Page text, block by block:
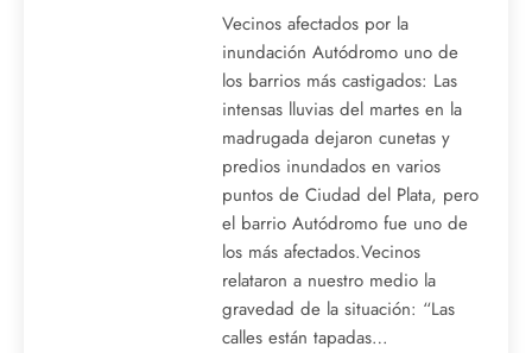
Vecinos afectados por la
inundación Autódromo uno de
los barrios más castigados: Las
intensas lluvias del martes en la
madrugada dejaron cunetas y
predios inundados en varios
puntos de Ciudad del Plata, pero
el barrio Autódromo fue uno de
los más afectados.Vecinos
relataron a nuestro medio la
gravedad de la situación: “Las
calles están tapadas…